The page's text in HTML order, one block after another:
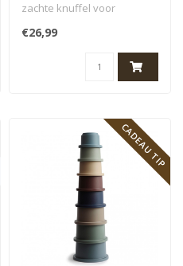
zachte knuffel voor
kinderen van het merk
Lilliputiens...
€26,99
CADEAU TIP